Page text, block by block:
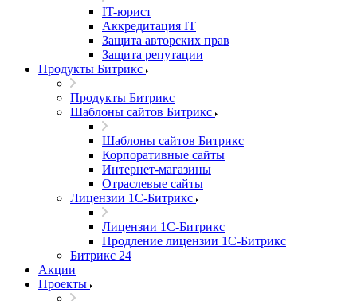
IT-юрист
Аккредитация IT
Защита авторских прав
Защита репутации
Продукты Битрикс
Продукты Битрикс
Шаблоны сайтов Битрикс
Шаблоны сайтов Битрикс
Корпоративные сайты
Интернет-магазины
Отраслевые сайты
Лицензии 1С-Битрикс
Лицензии 1С-Битрикс
Продление лицензии 1С-Битрикс
Битрикс 24
Акции
Проекты